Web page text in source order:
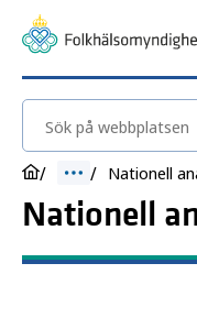
Sök på webbplatsen
Nationell
Nationell